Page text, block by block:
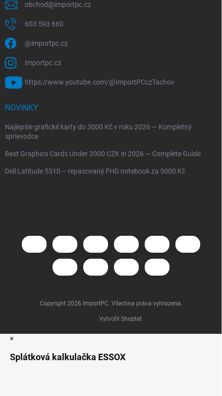
obchod@importpc.cz
603 593 660
@importpc.cz
importpc.cz
https://www.youtube.com/@ImportPCczTachov
NOVINKY
Najlepšie grafické karty do 3000 Kč v roku 2026 — Kompletný
sprievodce
Best Graphics Cards Under 3000 CZK in 2026 — Complete Guide
Dell Latitude 5310 – repasovaný FHD notebook za 5000 Kč
Vytvořil Shoptet
Copyright 2026 ImportPC. Všechna práva vyhrazena.
×
Splátková kalkulačka ESSOX